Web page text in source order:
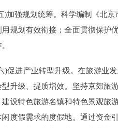
强规划统筹。科学编制《北京
用规划有效衔接；全面贯彻保护
进产业转型升级。在旅游业发
型升级、提质增效。坚持京郊旅
建设特色旅游名镇和特色景观旅
闲度假需求的度假地。通过资金